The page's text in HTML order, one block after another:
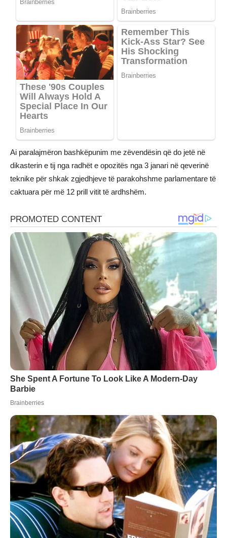
Ai paralajmëron bashkëpunim me zëvendësin që do jetë në
dikasterin e tij nga radhët e opozitës nga 3 janari në qeverinë
teknike për shkak zgjedhjeve të parakohshme parlamentare të
caktuara për më 12 prill vitit të ardhshëm.